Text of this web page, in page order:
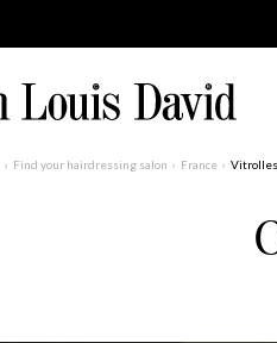
Find your hairdressing salon France Vitrolles